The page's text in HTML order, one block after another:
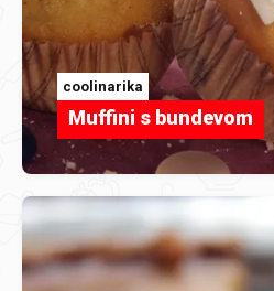
coolinarika
Muffini s bundevom